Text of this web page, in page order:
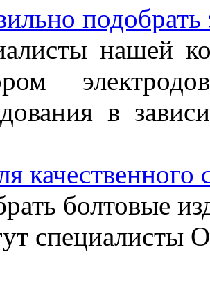
подобрать
нашей
в
качественного
болтовые